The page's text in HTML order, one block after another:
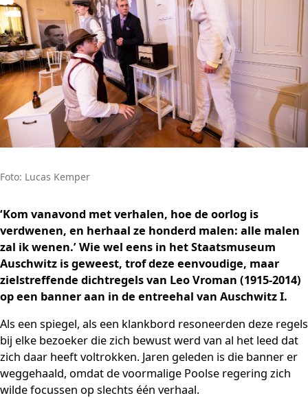
Foto: Lucas Kemper
‘Kom vanavond met verhalen, hoe de oorlog is
verdwenen, en herhaal ze honderd malen: alle malen
zal ik wenen.’ Wie wel eens in het Staatsmuseum
Auschwitz is geweest, trof deze eenvoudige, maar
zielstreffende dichtregels van Leo Vroman (1915-2014)
op een banner aan in de entreehal van Auschwitz I.
Als een spiegel, als een klankbord resoneerden deze regels
bij elke bezoeker die zich bewust werd van al het leed dat
zich daar heeft voltrokken. Jaren geleden is die banner er
weggehaald, omdat de voormalige Poolse regering zich
wilde focussen op slechts één verhaal.